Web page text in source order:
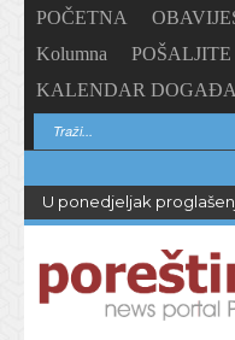
POČETNA
Kolumna
KALENDAR
U ponedjeljak